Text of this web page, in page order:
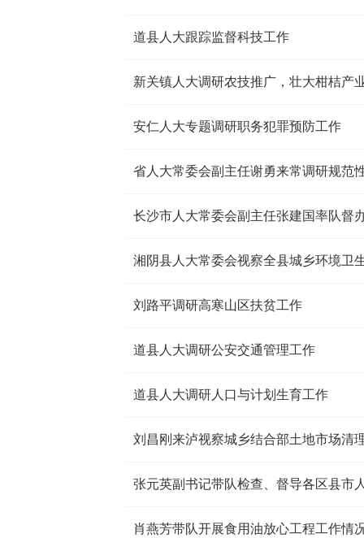
道县人大跟踪监督科技工作
新关镇人大调研农技推广，壮大柑桔产
安仁人大专题调研职务犯罪预防工作
省人大常委会副主任谢勇来常调研规范
长沙市人大常委会副主任张建国率队督
湘阴县人大常委会视察全县城乡环境卫
刘路平调研高寒山区扶贫工作
道县人大调研公安交通管理工作
道县人大调研人口与计划生育工作
刘昌刚来泸视察城乡结合部土地市场清
张元英副书记带队检查、督导各区县市
肖燕芳带队开展食用油放心工程工作情